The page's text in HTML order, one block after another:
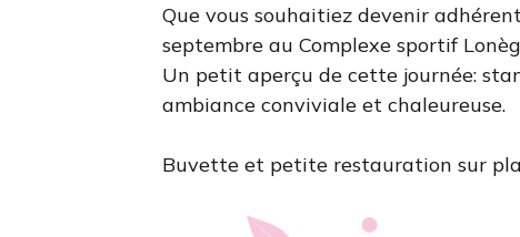
Que vous souhaitiez devenir
septembre au Complexe sportif
Un petit aperçu de cette journée:
ambiance conviviale et chaleureuse.
Buvette et petite restauration sur